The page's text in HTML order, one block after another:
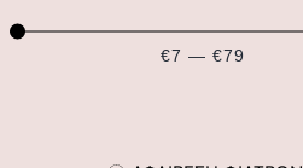
€7 — €79